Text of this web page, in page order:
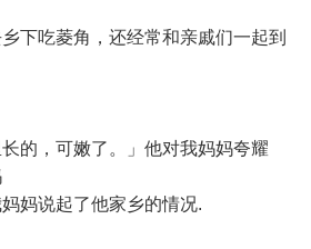
吃菱角，还经常和亲戚们一起到
，可嫩了。」他对我妈妈夸耀
妈说起了他家乡的情况.